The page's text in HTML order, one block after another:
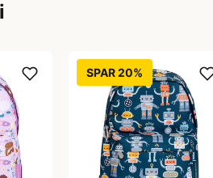
SPAR 20%